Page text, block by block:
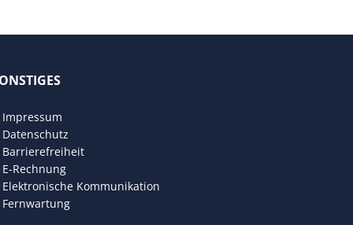
Impressum
Datenschutz
Barrierefreiheit
E-Rechnung
Elektronische Kommunikation
Fernwartung